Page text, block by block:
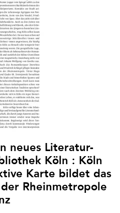
neues Literatur-
Köln : Köln
Karte bildet das
Rheinmetropole